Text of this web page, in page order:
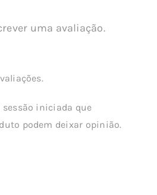
uma avaliação.
iniciada que
podem deixar opinião.